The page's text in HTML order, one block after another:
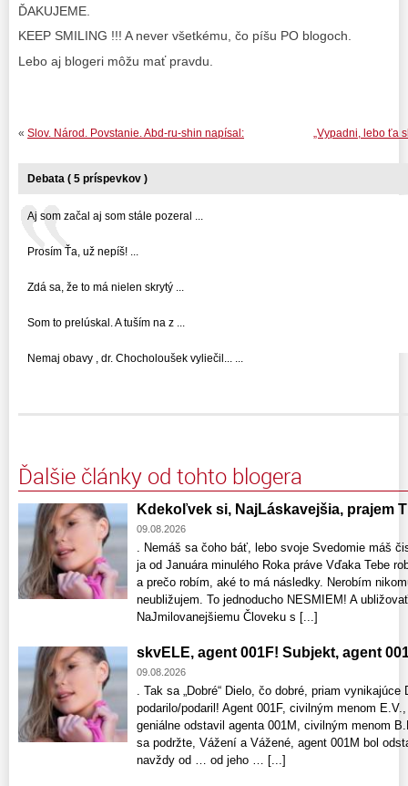
ĎAKUJEME.
KEEP SMILING !!! A never všetkému, čo píšu PO blogoch.
Lebo aj blogeri môžu mať pravdu.
„Vypadni, lebo ťa
« Slov. Národ. Povstanie. Abd-ru-shin napísal:
Debata ( 5 príspevkov )
Aj som začal aj som stále pozeral ...
Prosím Ťa, už nepíš! ...
Zdá sa, že to má nielen skrytý ...
Som to prelúskal. A tuším na z ...
Nemaj obavy , dr. Chocholoušek vyliečil... ...
Ďalšie články od tohto blogera
Kdekoľvek si, NajLáskavejšia, prajem
09.08.2026
. Nemáš sa čoho báť, lebo svoje Svedomie máš
ja od Januára minulého Roka práve Vďaka Tebe
a prečo robím, aké to má následky. Nerobím
neubližujem. To jednoducho NESMIEM! A
NaJmilovanejšiemu Človeku s [...]
skvELE, agent 001F! Subjekt, agent
09.08.2026
. Tak sa „Dobré“ Dielo, čo dobré, priam
podarilo/podaril! Agent 001F, civilným menom
geniálne odstavil agenta 001M, civilným menom
sa podržte, Vážení a Vážené, agent 001M bol
navždy od … od jeho … [...]